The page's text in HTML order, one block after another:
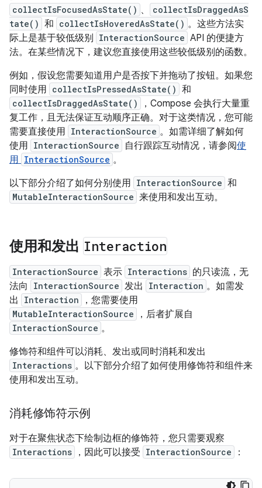
collectIsFocusedAsState() 、
collectIsDraggedAsS
tate() 和 collectIsHoveredAsState() 。这些方法实
际上是基于较低级别 InteractionSource API 的便捷方
法。在某些情况下，建议您直接使用这些较低级别的函数。
例如，假设您需要知道用户是否按下并拖动了按钮。 如果您
同时使用 collectIsPressedAsState() 和
collectIsDraggedAsState()
，Compose 会执行大量重
复工作，且无法保证互动顺序正确。对于这类情况，您可能
需要直接使用 InteractionSource 。如需详细了解如何
使用 InteractionSource 自行跟踪互动情况，请参阅使
用 InteractionSource 。
以下部分介绍了如何分别使用 InteractionSource 和
MutableInteractionSource 来使用和发出互动。
使用和发出 Interaction
InteractionSource 表示 Interactions 的只读流，无
法向
InteractionSource 发出 Interaction 。如需发
出
Interaction ，您需要使用
MutableInteractionSource ，后者扩展自
InteractionSource 。
修饰符和组件可以消耗、发出或同时消耗和发出
Interactions 。以下部分介绍了如何使用修饰符和组件来
使用和发出互动。
消耗修饰符示例
对于在聚焦状态下绘制边框的修饰符，您只需要观察
Interactions ，因此可以接受 InteractionSource ：